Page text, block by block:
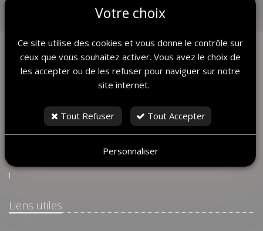
Liens utiles
Votre choix
Ce site utilise des cookies et vous donne le contrôle sur
ceux que vous souhaitez activer. Vous avez le choix de
les accepter ou de les refuser pour naviguer sur notre
site internet.
Tout Refuser Tout Accepter
Personnaliser